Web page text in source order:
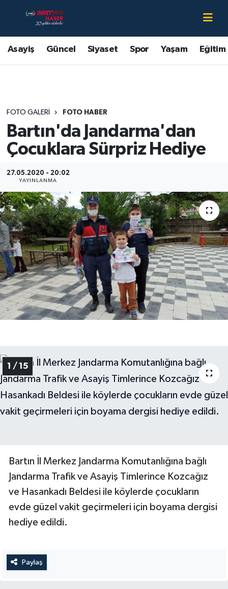
Asayiş Güncel Siyaset Spor Yaşam Eğitim
FOTO GALERI FOTO HABER
Bartın'da Jandarma'dan
Çocuklara Sürpriz Hediye
27.05.2020 - 20:02
YAYINLANMA
1 / 15
Bartın İl Merkez Jandarma Komutanlığına bağlı
Jandarma Trafik ve Asayiş Timlerince Kozcağız
ve Hasankadı Beldesi ile köylerde çocukların
evde güzel vakit geçirmeleri için boyama dergisi
hediye edildi.
Paylaş
Asayiş
Bartın Hakkında
Eğitim
Ekonomi
Güncel
Kültür-Sanat
Magazin
Medya
Sağlık
Sinema
Spor
Yaşam
Yerel Yönetimler
DÜNYA
Bartın Nöbetçi Eczaneler
Bartın Hava Durumu
Bartın Trafik Yoğunluk Haritası
Süper Lig Puan Durumu ve Fikstür
Tüm Manşetler
Son Dakika Haberleri
Haber Arşivi